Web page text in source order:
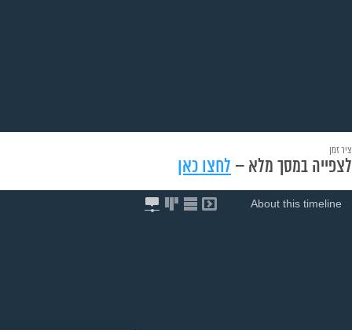
ציר זמן
לצפייה במסך מלא – לחצו כאן